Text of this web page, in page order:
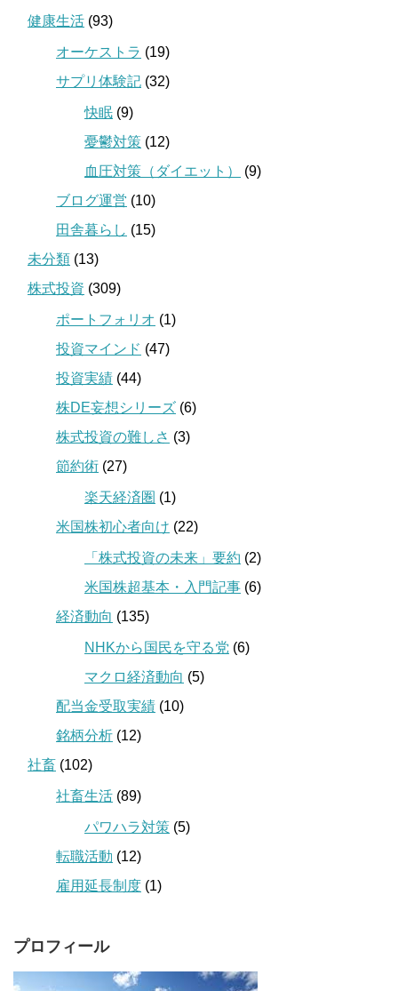
健康生活 (93)
オーケストラ (19)
サプリ体験記 (32)
快眠 (9)
憂鬱対策 (12)
血圧対策（ダイエット）
(9)
ブログ運営 (10)
田舎暮らし (15)
未分類 (13)
株式投資 (309)
ポートフォリオ (1)
投資マインド (47)
投資実績 (44)
株DE妄想シリーズ (6)
株式投資の難しさ (3)
節約術 (27)
楽天経済圏 (1)
米国株初心者向け (22)
「株式投資の未来」要約 (2)
米国株超基本・入門記事 (6)
経済動向 (135)
NHKから国民を守る党 (6)
マクロ経済動向 (5)
配当金受取実績 (10)
銘柄分析 (12)
社畜 (102)
社畜生活 (89)
パワハラ対策 (5)
転職活動 (12)
雇用延長制度 (1)
プロフィール